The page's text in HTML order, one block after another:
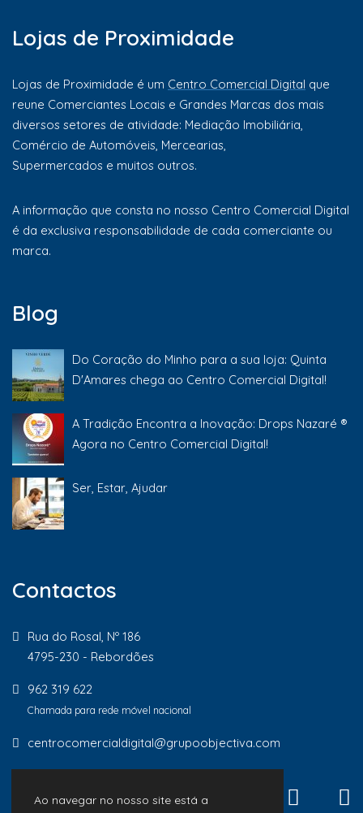
Ao navegar no nosso site está a
Lojas de Proximidade
Lojas de Proximidade é um Centro Comercial Digital que
reune Comerciantes Locais e Grandes Marcas dos mais
diversos setores de atividade: Mediação Imobiliária,
Comércio de Automóveis, Mercearias,
Supermercados e muitos outros.
A informação que consta no nosso Centro Comercial Digital
é da exclusiva responsabilidade de cada comerciante ou
marca.
Blog
Do Coração do Minho para a sua loja: Quinta
D'Amares chega ao Centro Comercial Digital!
A Tradição Encontra a Inovação: Drops Nazaré ®
Agora no Centro Comercial Digital!
Ser, Estar, Ajudar
Contactos
Rua do Rosal, Nº 186
4795-230 - Rebordões
962 319 622
Chamada para rede móvel nacional
centrocomercialdigital@grupoobjectiva.com